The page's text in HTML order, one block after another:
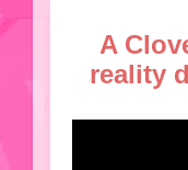
A
reality